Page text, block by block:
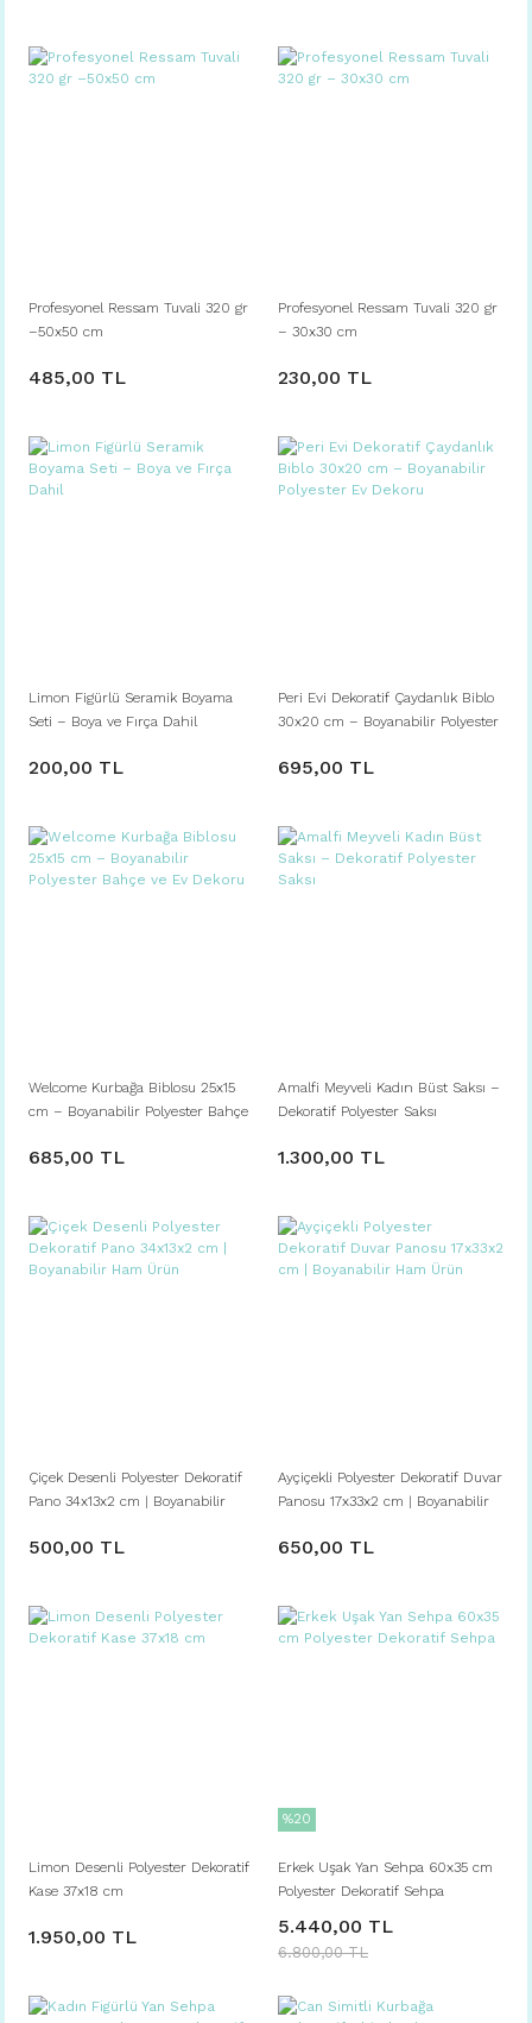
Profesyonel Ressam Tuvali 320 gr
–50x50 cm
485,00 TL
Profesyonel Ressam Tuvali 320 gr
– 30x30 cm
230,00 TL
Limon Figürlü Seramik Boyama
Seti – Boya ve Fırça Dahil
200,00 TL
Peri Evi Dekoratif Çaydanlık Biblo
30x20 cm – Boyanabilir Polyester
695,00 TL
Welcome Kurbağa Biblosu 25x15
cm – Boyanabilir Polyester Bahçe
685,00 TL
Amalfi Meyveli Kadın Büst Saksı –
Dekoratif Polyester Saksı
1.300,00 TL
Çiçek Desenli Polyester Dekoratif
Pano 34x13x2 cm | Boyanabilir
500,00 TL
Ayçiçekli Polyester Dekoratif Duvar
Panosu 17x33x2 cm | Boyanabilir
650,00 TL
Limon Desenli Polyester Dekoratif
Kase 37x18 cm
1.950,00 TL
%20
Erkek Uşak Yan Sehpa 60x35 cm
Polyester Dekoratif Sehpa
5.440,00 TL
6.800,00 TL